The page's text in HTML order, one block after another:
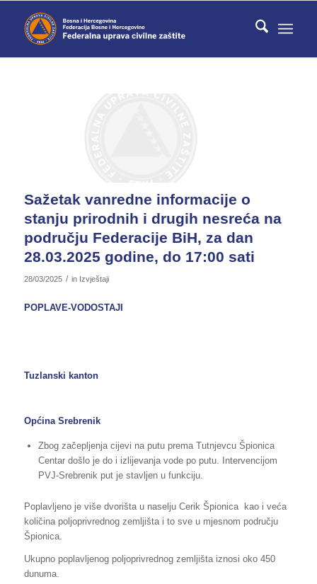
Sažetak vanredne informacije o
stanju prirodnih i drugih nesreća na
području Federacije BiH, za dan
28.03.2025 godine, do 17:00 sati
28/03/2025 / in Izvještaji
POPLAVE-VODOSTAJI
Tuzlanski kanton
Općina Srebrenik
Zbog začepljenja cijevi na putu prema Tutnjevcu Špionica
Centar došlo je do i izlijevanja vode po putu. Intervencijom
PVJ-Srebrenik put je stavljen u funkciju.
Poplavljeno je više dvorišta u naselju Cerik Špionica kao i veća
količina poljoprivrednog zemljišta i to sve u mjesnom području
Špionica.
Ukupno poplavljenog poljoprivrednog zemljišta iznosi oko 450
dunuma.